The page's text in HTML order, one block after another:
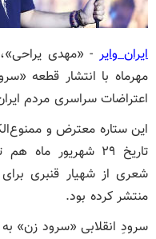
ایران وایر
مهرماه با انتشار قطعه
اعتراضات سراسری مردم
این ستاره معترض و
تاریخ ۲۹ شهریور
شعری از شهیار قنبری
منتشر کرده بود.
سرودِ انقلابی «سرود زن»